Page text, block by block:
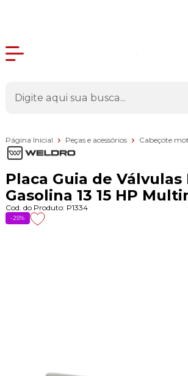
Página Inicial Peças e acessórios Cabeçote
Placa Guia de
Gasolina 13 15 HP
Cod. do Produto: P1334
-25%